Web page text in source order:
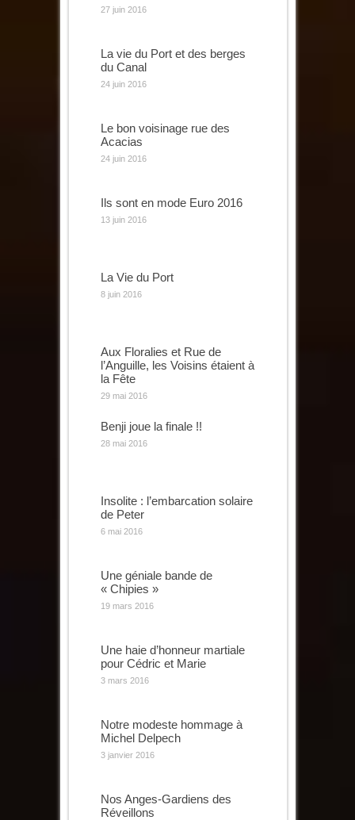
27 juin 2016
La vie du Port et des berges
du Canal
24 juin 2016
Le bon voisinage rue des
Acacias
24 juin 2016
Ils sont en mode Euro 2016
13 juin 2016
La Vie du Port
8 juin 2016
Aux Floralies et Rue de
l’Anguille, les Voisins étaient à
la Fête
29 mai 2016
Benji joue la finale !!
28 mai 2016
Insolite : l’embarcation solaire
de Peter
6 mai 2016
Une géniale bande de
« Chipies »
19 mars 2016
Une haie d’honneur martiale
pour Cédric et Marie
3 mars 2016
Notre modeste hommage à
Michel Delpech
3 janvier 2016
Nos Anges-Gardiens des
Réveillons